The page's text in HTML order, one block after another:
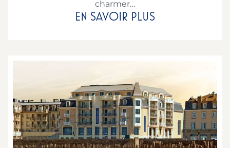
charmer…
EN SAVOIR PLUS